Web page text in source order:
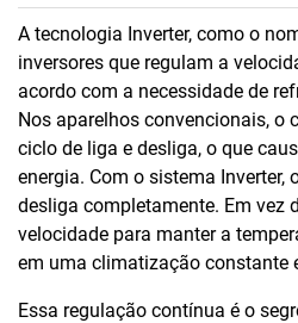
A tecnologia Inverter, como o
inversores que regulam a
acordo com a necessidade de
Nos aparelhos convencionais, o
ciclo de liga e desliga, o que
energia. Com o sistema Inverter,
desliga completamente. Em vez
velocidade para manter a
em uma climatização constante
Essa regulação contínua é o